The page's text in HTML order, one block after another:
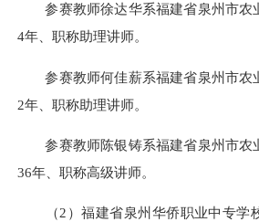
参赛教师徐达华系福建省泉州市农
4年、职称助理讲师。
参赛教师何佳薪系福建省泉州市农
2年、职称助理讲师。
参赛教师陈银铸系福建省泉州市农
36年、职称高级讲师。
（2）福建省泉州华侨职业中专学